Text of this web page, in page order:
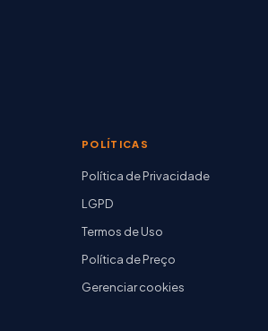
POLÍTICAS
Política de Privacidade
LGPD
Termos de Uso
Política de Preço
Gerenciar cookies